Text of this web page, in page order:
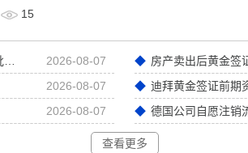
15
2026-08-07
2026-08-07 迪拜黄金签证前期
2026-08-07 德国公司自愿注销
查看更多